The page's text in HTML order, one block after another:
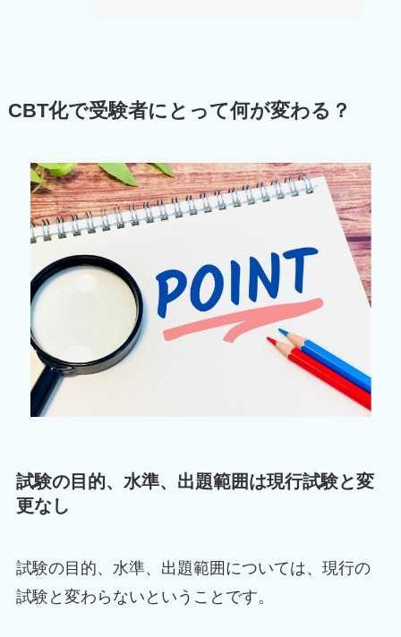
CBT化で受験者にとって何が変わる？
試験の目的、水準、出題範囲は現行試験と変
更なし
試験の目的、水準、出題範囲については、現行の
試験と変わらないということです。